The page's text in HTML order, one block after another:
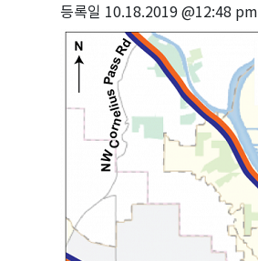
등록일 10.18.2019 @12:48 pm